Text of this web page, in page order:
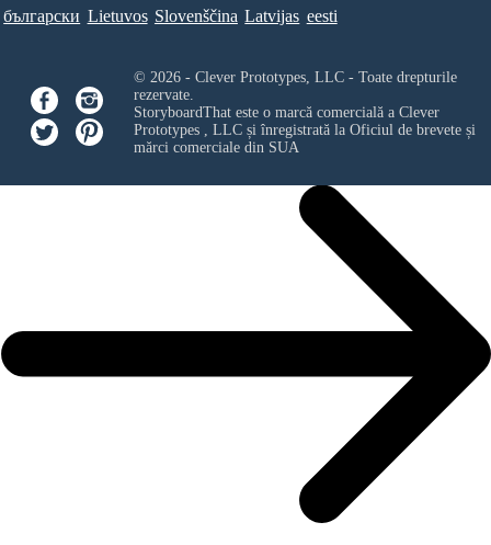
български Lietuvos Slovenščina Latvijas eesti
© 2026 - Clever Prototypes, LLC - Toate drepturile
rezervate.
StoryboardThat este o marcă comercială a Clever
Prototypes , LLCși înregistrată la Oficiul de brevete și
mărci comerciale din SUA